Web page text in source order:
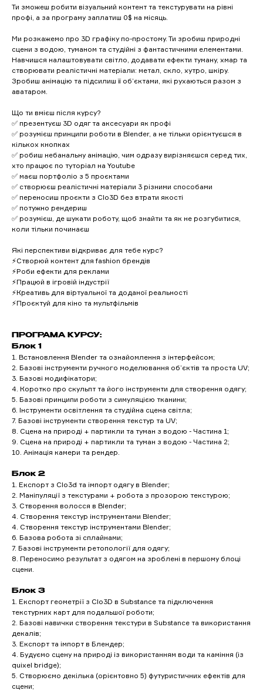
Ти зможеш робити візуальний контент та текстурувати на рівні
профі, а за програму заплатиш 0$ на місяць.
Ми розкажемо про 3D графіку по-простому. Ти зробиш природні
сцени з водою, туманом та студійні з фантастичними елементами.
Навчишся налаштовувати світло, додавати ефекти туману, хмар та
створювати реалістичні матеріали: метал, скло, хутро, шкіру.
Зробиш анімацію та підсилиш її об’єктами, які рухаються разом з
аватаром.
Що ти вмієш після курсу?
✅ презентуєш 3D одяг та аксесуари як профі
✅ розумієш принципи роботи в Blender, а не тільки орієнтуєшся в
кількох кнопках
✅ робиш небанальну анімацію, чим одразу вирізняєшся серед тих,
хто працює по туторіал на Youtube
✅ маєш портфоліо з 5 проєктами
✅ створюєш реалістичні матеріали 3 різними способами
✅ переносиш проєкти з Clo3D без втрати якості
✅ потужно рендериш
✅ розумієш, де шукати роботу, щоб знайти та як не розгубитися,
коли тільки починаєш
Які перспективи відкриває для тебе курс?
⚡Створюй контент для fashion брендів
⚡Роби ефекти для реклами
⚡Працюй в ігровій індустрії
⚡Креативь для віртуальної та доданої реальності
⚡Проєктуй для кіно та мультфільмів
ПРОГРАМА КУРСУ:
Блок 1
1. Встановлення Blender та ознайомлення з інтерфейсом;
2. Базові інструменти ручного моделювання об’єктів та проста UV;
3. Базовi модифікатори;
4. Коротко про скульпт та його iнструменти для створення одягу;
5. Базові принципи роботи з симуляцією тканини;
6. Інструменти освітлення та студійна сцена світла;
7. Базовi інструменти створення текстур та UV;
8. Сцена на природі + партикли та туман з водою - Частина 1;
9. Сцена на природі + партикли та туман з водою - Частина 2;
10. Анімація камери та рендер.
Блок 2
1. Експорт з Clo3d та імпорт одягу в Blender;
2. Маніпуляції з текстурами + робота з прозорою текстурою;
3. Створення волосся в Blender;
4. Створення текстур інструментами Blender;
4. Створення текстур інструментами Blender;
6. Базова робота зі сплайнами;
7. Базовi інструменти ретопології для одягу;
8. Переносимо результат з одягом на зроблені в першому блоці
сцени.
Блок 3
1. Експорт геометрії з Clo3D в Substance та підключення
текстурних карт для подальшої роботи;
2. Базові навички створення текстури в Substance та використання
декалів;
3. Експорт та імпорт в Блендер;
4. Будуємо сцену на природі із використанням води та каміння (із
quixel bridge);
5. Створюємо декілька (орієнтовно 5) футуристичних ефектів для
сцени;